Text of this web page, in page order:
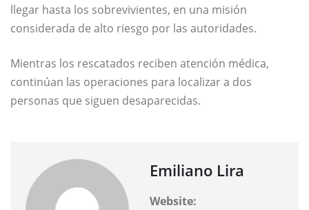
llegar hasta los sobrevivientes, en una misión
considerada de alto riesgo por las autoridades.
Mientras los rescatados reciben atención médica,
continúan las operaciones para localizar a dos
personas que siguen desaparecidas.
Emiliano Lira
Website: